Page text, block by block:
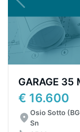
GARAGE 35
€ 16.600
Osio Sotto
Sn